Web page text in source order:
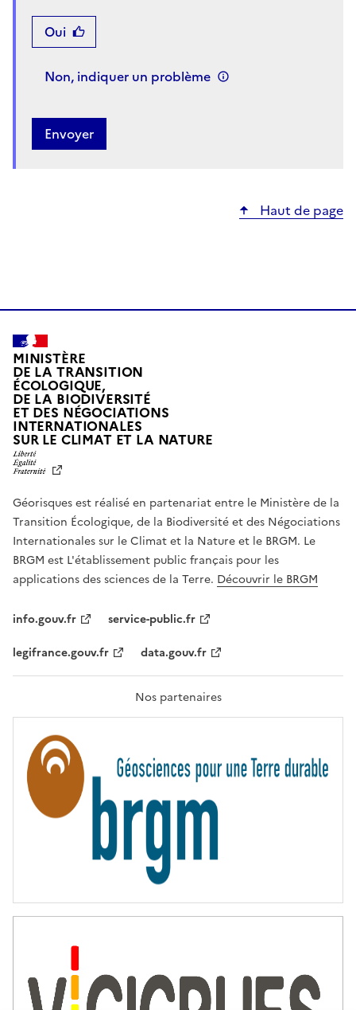
Oui
Non, indiquer un problème
Haut de page
MINISTÈRE
DE LA TRANSITION
ÉCOLOGIQUE,
DE LA BIODIVERSITÉ
ET DES NÉGOCIATIONS
INTERNATIONALES
SUR LE CLIMAT ET LA NATUREL
T
É
,
É
G
A
L
F
A
T
R
T
É
Géorisques est réalisé en partenariat entre le Ministère de la
Transition Écologique, de la Biodiversité et des Négociations
Internationales sur le Climat et la Nature et le BRGM. Le
BRGM est L'établissement public français pour les
applications des sciences de la Terre. Découvrir le BRGM
info.gouv.fr
service-public.fr
legifrance.gouv.fr
data.gouv.fr
Nos partenaires